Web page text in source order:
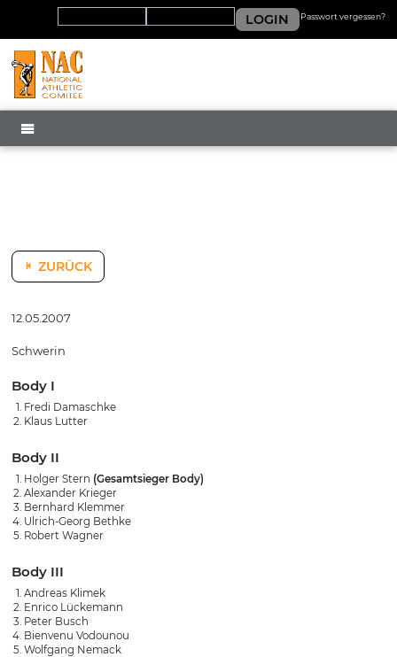
Passwort vergessen?
LOGIN
MENÜ
ZURÜCK
12.05.2007
Schwerin
Body I
Fredi Damaschke
Klaus Lutter
Body II
Holger Stern (Gesamtsieger Body)
Alexander Krieger
Bernhard Klemmer
Ulrich-Georg Bethke
Robert Wagner
Body III
Andreas Klimek
Enrico Lückemann
Peter Busch
Bienvenu Vodounou
Wolfgang Nemack